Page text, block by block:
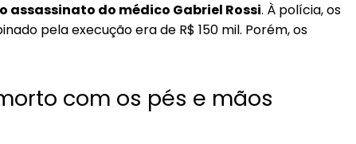
do médico Gabriel Rossi. À polícia, os
pela execução era de R$ 150 mil. Porém, os
com os pés e mãos